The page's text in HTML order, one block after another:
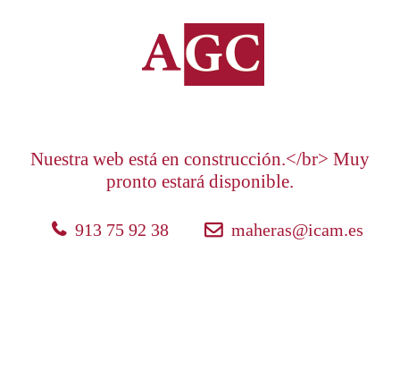
Nuestra web está en construcción.</br> Muy
pronto estará disponible.
913 75 92 38 maheras@icam.es